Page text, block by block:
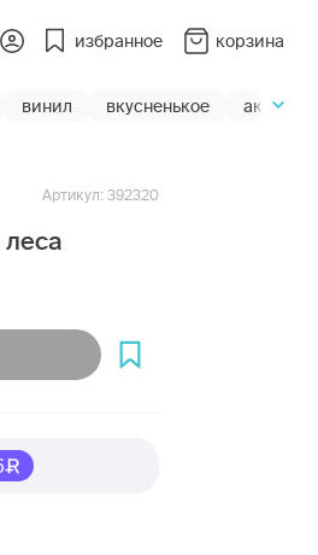
избранное корзина
винил вкусненькое акции
Артикул: 392320